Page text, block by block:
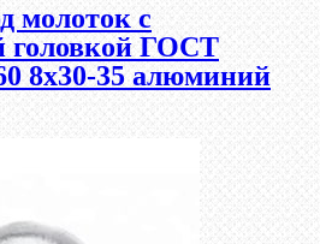
молоток с
головкой ГОСТ
8х30-35 алюминий